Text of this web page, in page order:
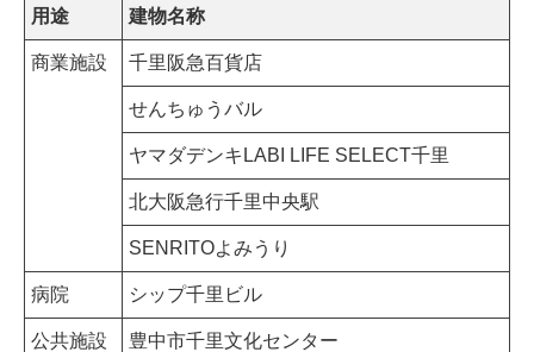
用途 建物名称
商業施設 千里阪急百貨店
せんちゅうバル
ヤマダデンキLABI LIFE SELECT千里
北大阪急行千里中央駅
SENRITOよみうり
病院 シップ千里ビル
公共施設 豊中市千里文化センター